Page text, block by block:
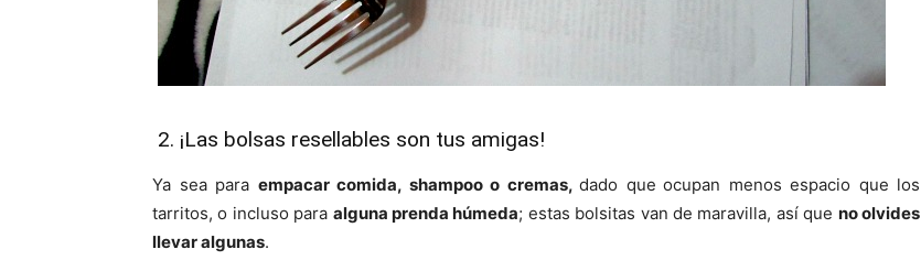
2. ¡Las bolsas resellables son tus amigas!
Ya sea para empacar comida, shampoo o cremas, dado que ocupan menos espacio que los
tarritos, o incluso para alguna prenda húmeda; estas bolsitas van de maravilla, así que no olvides
llevar algunas.